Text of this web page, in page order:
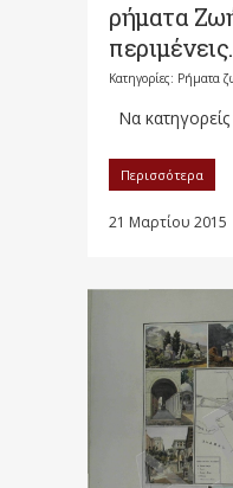
ρήματα
Κατηγορίες: Ρήματα
Να
Περισσότερα
21 Μαρτίου 2015